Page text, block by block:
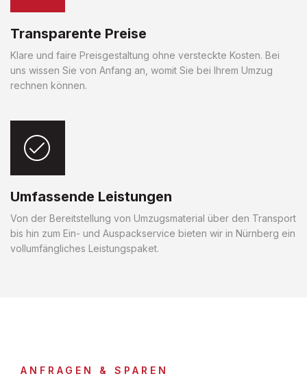
Transparente Preise
Klare und faire Preisgestaltung ohne versteckte Kosten. Bei
uns wissen Sie von Anfang an, womit Sie bei Ihrem Umzug
rechnen können.
Umfassende Leistungen
Von der Bereitstellung von Umzugsmaterial über den Transport
bis hin zum Ein- und Auspackservice bieten wir in Nürnberg ein
vollumfängliches Leistungspaket.
ANFRAGEN & SPAREN